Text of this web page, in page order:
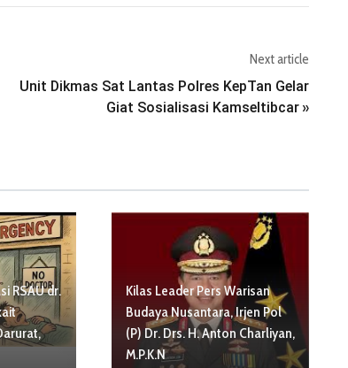
Next article
Unit Dikmas Sat Lantas Polres KepTan Gelar
Giat Sosialisasi Kamseltibcar »
RSAU dr.
Kilas Leader Pers Warisan
Budaya Nusantara, Irjen Pol
(P) Dr. Drs. H. Anton Charliyan,
M.P.K.N